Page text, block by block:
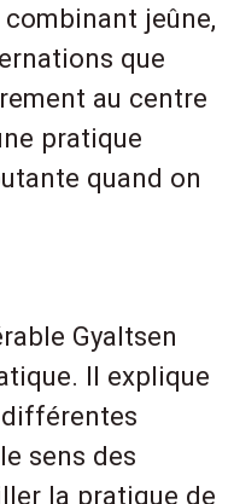
jeûne,
que
au centre
pratique
quand on
Gyaltsen
Il explique
sens des
la pratique de